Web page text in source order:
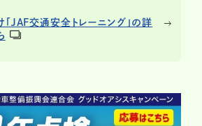
「JAF交通安全トレーニング」の詳